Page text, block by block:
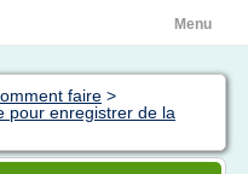
Menu
faire >
pour enregistrer de la